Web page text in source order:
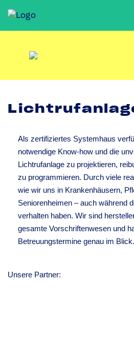
Als zertifiziertes Systemhaus
notwendige Know-how und die
Lichtrufanlage zu projektieren,
zu programmieren. Durch viele
wie wir uns in Krankenhäusern,
Seniorenheimen – auch während
verhalten haben. Wir sind
gesamte Vorschriftenwesen und
Betreuungstermine genau im Blick.
Unsere Partner: